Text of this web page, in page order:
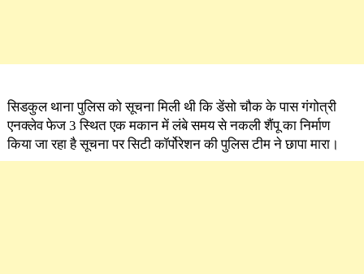
सिडकुल थाना पुलिस को सूचना मिली थी कि डेंसो चौक के पास गंगोत्री
एनक्लेव फेज 3 स्थित एक मकान में लंबे समय से नकली शैंपू का निर्माण
किया जा रहा है सूचना पर सिटी कॉर्पोरेशन की पुलिस टीम ने छापा मारा।